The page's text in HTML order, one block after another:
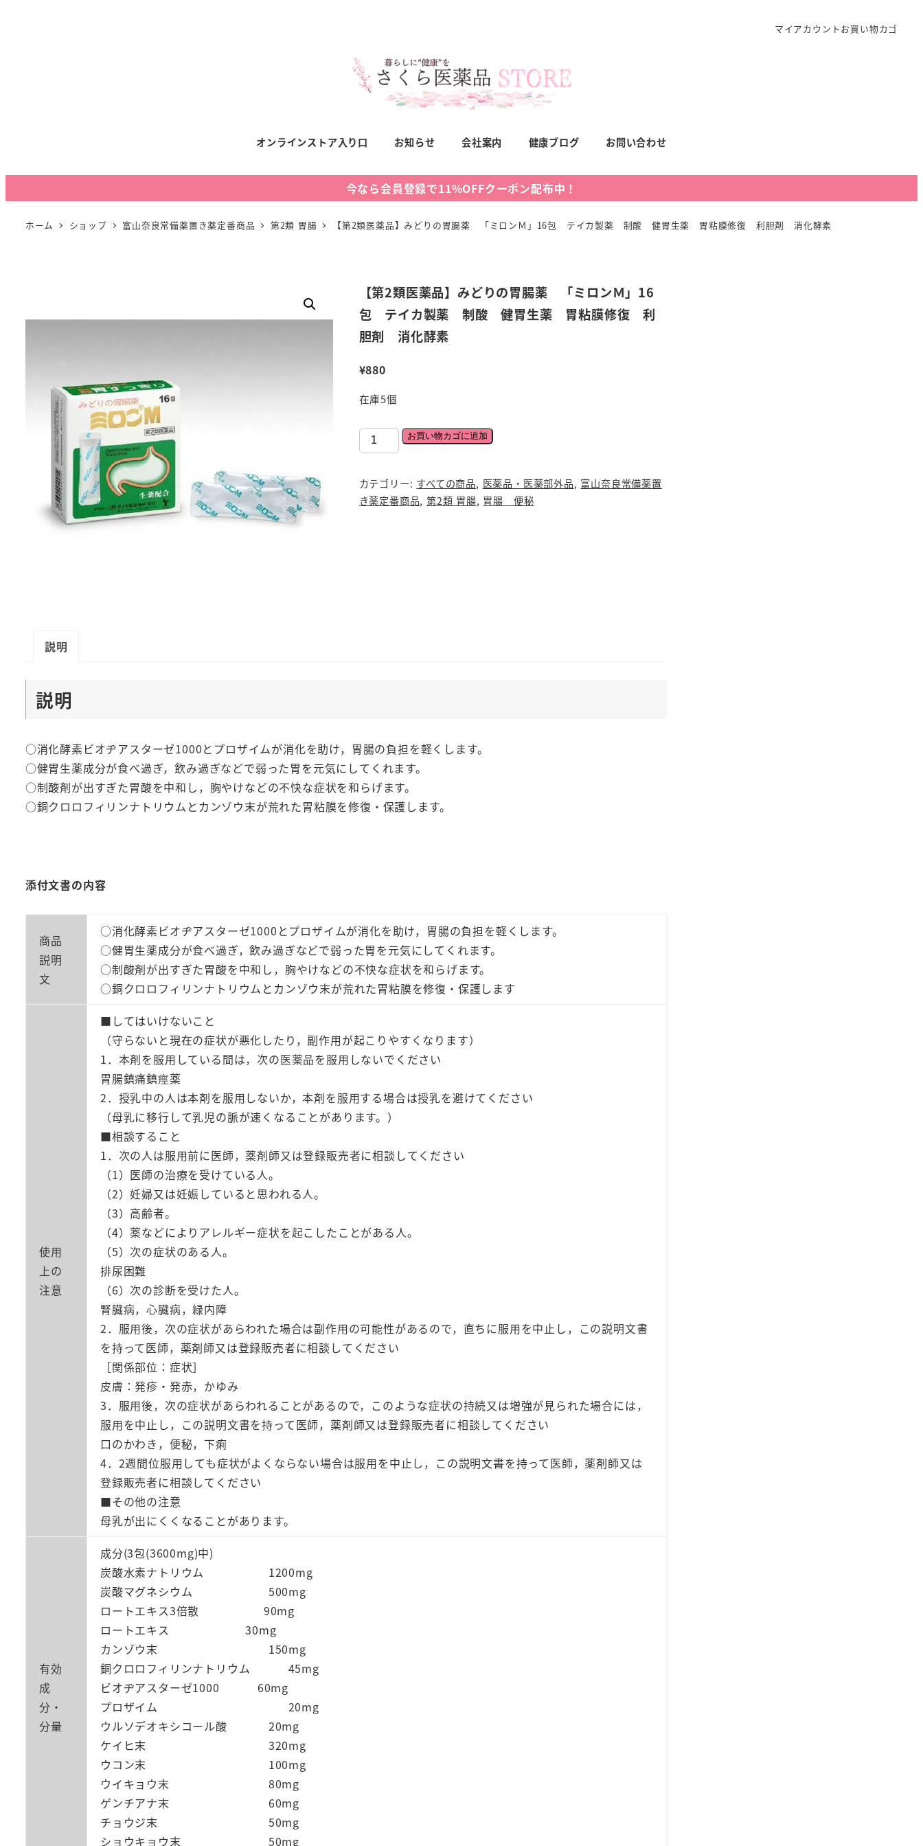
マイアカウントお買い物カゴ
オンラインストア入り口 お知らせ 会社案内 健康ブログ お問い合わせ
今なら会員登録で11%OFFクーポン配布中！
ホーム ショップ 富山奈良常備薬置き薬定番商品 第2類 胃腸 【第2類医薬品】みどりの胃腸薬 「ミロンＭ」16包 テイカ製薬 制酸 健胃生薬 胃粘膜修復 利胆剤 消化酵素
【第2類医薬品】みどりの胃腸薬 「ミロンＭ」16
包 テイカ製薬 制酸 健胃生薬 胃粘膜修復 利
胆剤 消化酵素
¥880
在庫5個
【第
2
類
医
Ｍ」
16
包
テ
健
胃
生
薬
粘
膜
復
利
剤
素
お買い物カゴに追加
カテゴリー: すべての商品, 医薬品・医薬部外品, 富山奈良常備薬置
き薬定番商品,第2類 胃腸, 胃腸 便秘
説明
説明
○消化酵素ビオヂアスターゼ1000とプロザイムが消化を助け，胃腸の負担を軽くします。
○健胃生薬成分が食べ過ぎ，飲み過ぎなどで弱った胃を元気にしてくれます。
○制酸剤が出すぎた胃酸を中和し，胸やけなどの不快な症状を和らげます。
○銅クロロフィリンナトリウムとカンゾウ末が荒れた胃粘膜を修復・保護します。
添付文書の内容
商品
説明
文
○消化酵素ビオヂアスターゼ1000とプロザイムが消化を助け，胃腸の負担を軽くします。
○健胃生薬成分が食べ過ぎ，飲み過ぎなどで弱った胃を元気にしてくれます。
○制酸剤が出すぎた胃酸を中和し，胸やけなどの不快な症状を和らげます。
○銅クロロフィリンナトリウムとカンゾウ末が荒れた胃粘膜を修復・保護します
使用
上の
注意
■してはいけないこと
（守らないと現在の症状が悪化したり，副作用が起こりやすくなります）
1．本剤を服用している間は，次の医薬品を服用しないでください
胃腸鎮痛鎮痙薬
2．授乳中の人は本剤を服用しないか，本剤を服用する場合は授乳を避けてください
（母乳に移行して乳児の脈が速くなることがあります。）
■相談すること
1．次の人は服用前に医師，薬剤師又は登録販売者に相談してください
（1）医師の治療を受けている人。
（2）妊婦又は妊娠していると思われる人。
（3）高齢者。
（4）薬などによりアレルギー症状を起こしたことがある人。
（5）次の症状のある人。
排尿困難
（6）次の診断を受けた人。
腎臓病，心臓病，緑内障
2．服用後，次の症状があらわれた場合は副作用の可能性があるので，直ちに服用を中止し，この説明文書
を持って医師，薬剤師又は登録販売者に相談してください
［関係部位：症状］
皮膚：発疹・発赤，かゆみ
3．服用後，次の症状があらわれることがあるので，このような症状の持続又は増強が見られた場合には，
服用を中止し，この説明文書を持って医師，薬剤師又は登録販売者に相談してください
口のかわき，便秘，下痢
4．2週間位服用しても症状がよくならない場合は服用を中止し，この説明文書を持って医師，薬剤師又は
登録販売者に相談してください
■その他の注意
母乳が出にくくなることがあります。
有効
成
分・
分量
成分(3包(3600mg)中)
炭酸水素ナトリウム 1200mg
炭酸マグネシウム 500mg
ロートエキス3倍散 90mg
ロートエキス 30mg
カンゾウ末 150mg
銅クロロフィリンナトリウム 45mg
ビオヂアスターゼ1000 60mg
プロザイム 20mg
ウルソデオキシコール酸 20mg
ケイヒ末 320mg
ウコン末 100mg
ウイキョウ末 80mg
ゲンチアナ末 60mg
チョウジ末 50mg
ショウキョウ末 50mg